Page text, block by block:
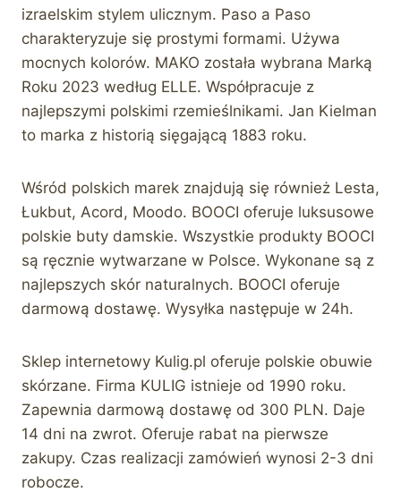
izraelskim stylem ulicznym. Paso a Paso
charakteryzuje się prostymi formami. Używa
mocnych kolorów. MAKO została wybrana Marką
Roku 2023 według ELLE. Współpracuje z
najlepszymi polskimi rzemieślnikami. Jan Kielman
to marka z historią sięgającą 1883 roku.
Wśród polskich marek znajdują się również Lesta,
Łukbut, Acord, Moodo. BOOCI oferuje luksusowe
polskie buty damskie. Wszystkie produkty BOOCI
są ręcznie wytwarzane w Polsce. Wykonane są z
najlepszych skór naturalnych. BOOCI oferuje
darmową dostawę. Wysyłka następuje w 24h.
Sklep internetowy Kulig.pl oferuje polskie obuwie
skórzane. Firma KULIG istnieje od 1990 roku.
Zapewnia darmową dostawę od 300 PLN. Daje
14 dni na zwrot. Oferuje rabat na pierwsze
zakupy. Czas realizacji zamówień wynosi 2-3 dni
robocze.